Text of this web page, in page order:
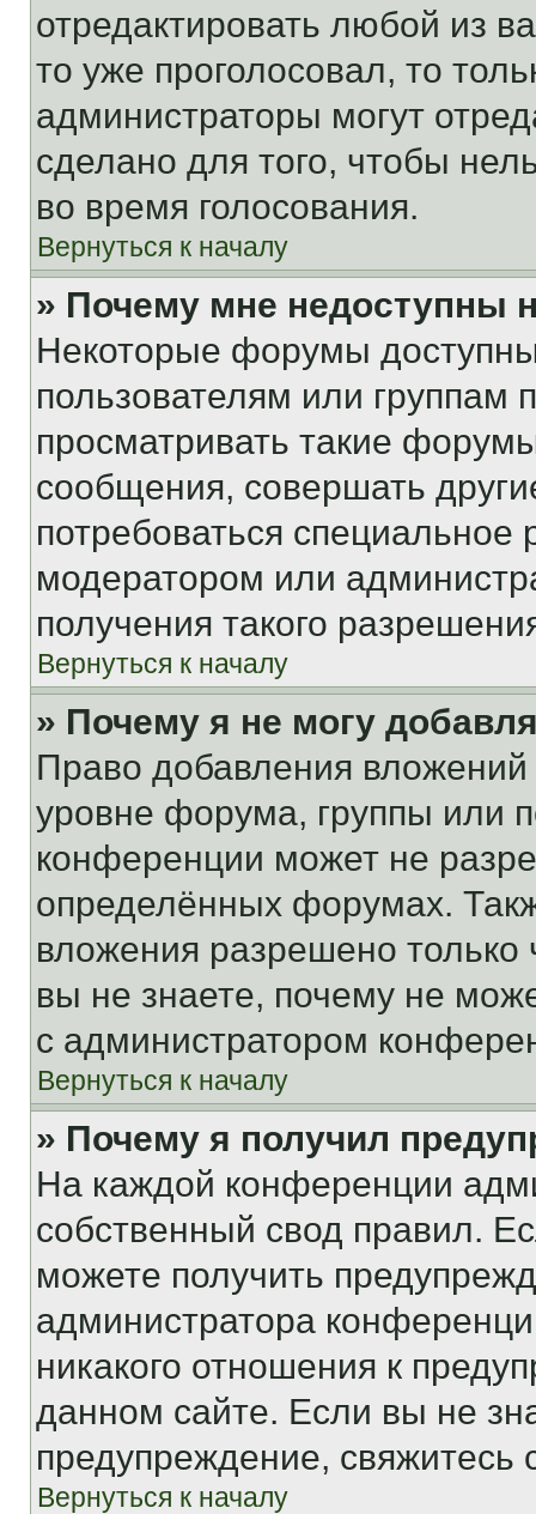
отредактировать любой из
то уже проголосовал, то
администраторы могут
сделано для того, чтобы
во время голосования.
Вернуться к началу
» Почему мне недоступны
Некоторые форумы
пользователям или группам
просматривать такие
сообщения, совершать
потребоваться
модератором или
получения такого
Вернуться к началу
» Почему я не могу
Право добавления
уровне форума, группы или
конференции может не
определённых форумах.
вложения разрешено
вы не знаете, почему не
с администратором
Вернуться к началу
» Почему я получил
На каждой конференции
собственный свод правил.
можете получить
администратора
никакого отношения к
данном сайте. Если вы не
предупреждение,
Вернуться к началу